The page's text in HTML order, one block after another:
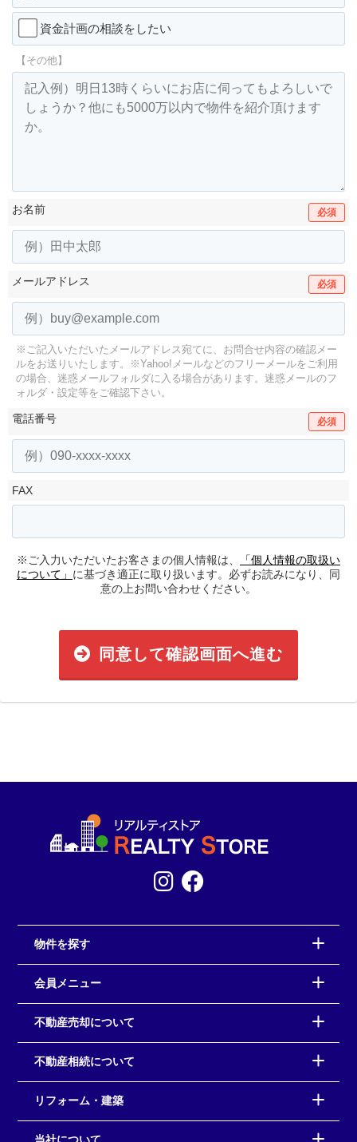
資金計画の相談をしたい
【その他】
お名前 必須
メールアドレス 必須
※ご記入いただいたメールアドレス宛てに、お問合せ内容の確認メー
ルをお送りいたします。
※Yahoo!メールなどのフリーメールをご利用
の場合、迷惑メールフォルダに入る場合があります。 迷惑メールのフ
ォルダ・設定等をご確認下さい。
電話番号 必須
FAX
※ご入力いただいたお客さまの個人情報は、
「個人情報の取扱い
について」 に基づき適正に取り扱います。必ずお読みになり、同
意の上お問い合わせください。
同意して確認画面へ進む
物件を探す
会員メニュー
不動産売却について
不動産相続について
リフォーム・建築